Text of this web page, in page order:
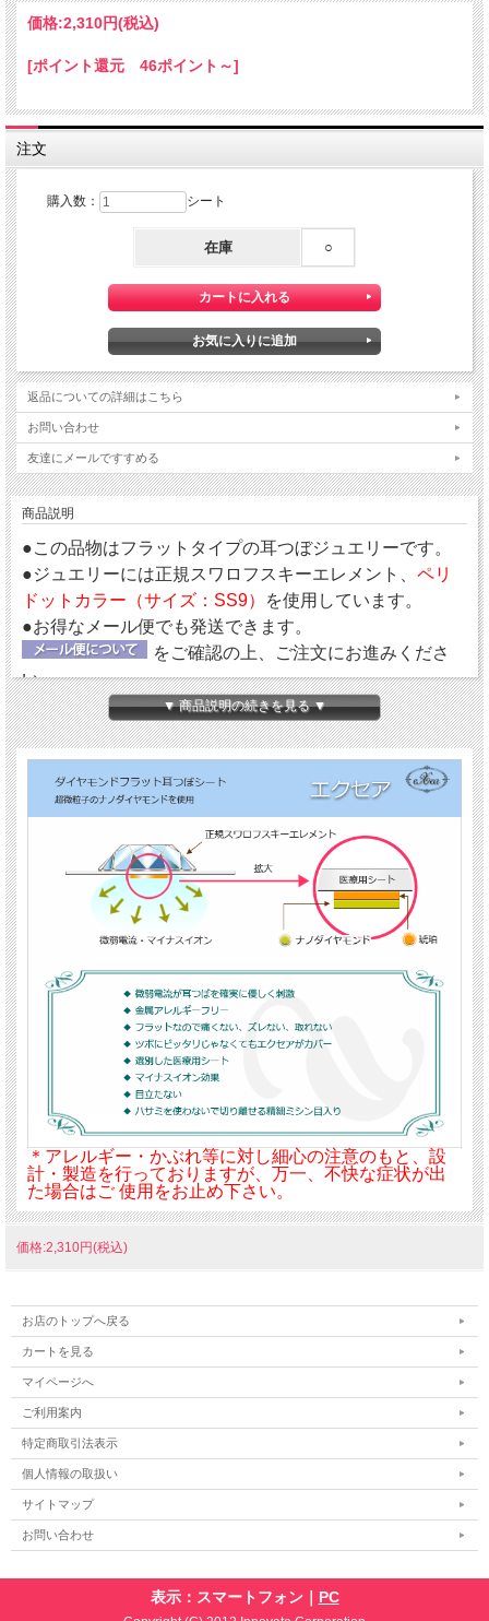
価格:2,310円(税込)
[ポイント還元 46ポイント～]
注文
購入数： シート
在庫 ○
返品についての詳細はこちら
お問い合わせ
友達にメールですすめる
商品説明
●この品物はフラットタイプの耳つぼジュエリーです。
●ジュエリーには正規スワロフスキーエレメント、 ペリ
ドットカラー（サイズ：SS9）
を使用しています。
●お得なメール便でも発送できます。
をご確認の上、ご注文にお進みくださ
い。
【ダイヤモンドの微弱電流】
エクセアは、肌に触れた瞬間から微弱電流を流し始め耳
つぼを優しく刺激するフラットタイプの耳つぼシートで
す。耳つぼに直接あたるパッド部分に、電位（電圧）を
持った特別なナノダイヤモンドを使用しています。
【金属アレルギーフリー＆クリーン】
鉱物であるダイヤモンド（ナノダイヤモンド）には、金
属や、身体に悪影響を及ぼす成分が含まれていません。
エクセアについては、『耳つぼシート エクセア』
詳しくご紹介していますので、ご参照ください。
▼ 商品説明の続きを見る ▼
＊アレルギー・かぶれ等に対し細心の注意のもと、設
計・製造を行っておりますが、万一、不快な症状が出
た場合はご 使用をお止め下さい。
価格:2,310円(税込)
お店のトップへ戻る
カートを見る
マイページへ
ご利用案内
特定商取引法表示
個人情報の取扱い
サイトマップ
お問い合わせ
表示：スマートフォン｜ PC